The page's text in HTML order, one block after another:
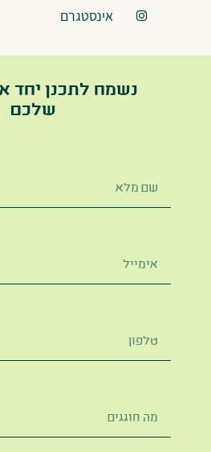
אינסטגרם
נשמח לתכנן יחד
שלכם